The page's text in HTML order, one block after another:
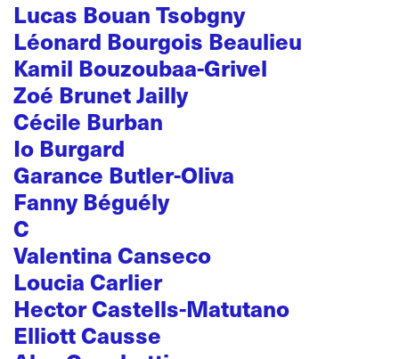
Lucas Bouan Tsobgny
Léonard Bourgois Beaulieu
Kamil Bouzoubaa-Grivel
Zoé Brunet Jailly
Cécile Burban
Io Burgard
Garance Butler-Oliva
Fanny Béguély
C
Valentina Canseco
Loucia Carlier
Hector Castells-Matutano
Elliott Causse